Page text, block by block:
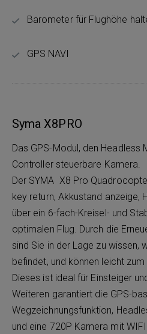
Barometer für Flughöhe
GPS NAVI
Syma X8PRO
Das GPS-Modul, den Headless
Controller steuerbare Kamera.
Der SYMA X8 Pro
key return, Akkustand anzeige,
über ein 6-fach-Kreisel- und
optimalen Flug. Durch die
sind Sie in der Lage zu wissen,
befindet, und können leicht
Dieses ist ideal für Einsteiger
Weiteren garantiert die GPS-
Wegzeichnungsfunktion,
und eine 720P Kamera mit